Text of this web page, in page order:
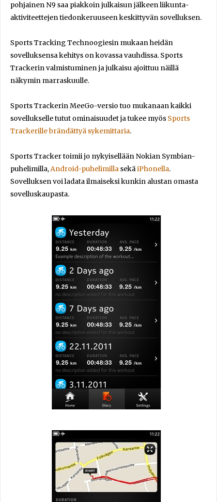
pohjainen N9 saa piakkoin julkaisun jälkeen liikunta-
aktiviteettejen tiedonkeruuseen keskittyvän sovelluksen.
Sports Tracking Technoogiesin mukaan heidän
sovelluksensa kehitys on kovassa vauhdissa. Sports
Trackerin valmistuminen ja julkaisu ajoittuu näillä
näkymin marraskuulle.
Sports Trackerin MeeGo-versio tuo mukanaan kaikki
sovellukselle tutut ominaisuudet ja tukee myös Sports
Trackerille brändättyä sykemittaria.
Sports Tracker toimii jo nykyisellään Nokian Symbian-
puhelimilla,Android-puhelimilla sekäiPhonella.
Sovelluksen voi ladata ilmaiseksi kunkin alustan omasta
sovelluskaupasta.